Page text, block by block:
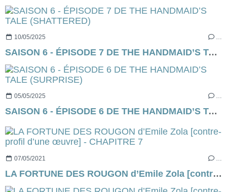
10/05/2025 …
SAISON 6 - ÉPISODE 7 DE THE HANDMAID’S TALE (SHATTERED)
05/05/2025 …
SAISON 6 - ÉPISODE 6 DE THE HANDMAID’S TALE (SURPRISE)
07/05/2021
LA FORTUNE DES ROUGON d’Emile Zola [contre-profil d’une œuvre] - CHAPITRE 7